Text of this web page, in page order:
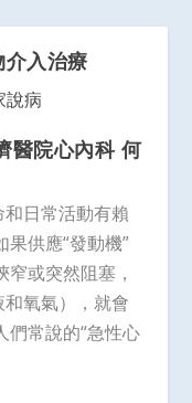
入治療
說病
醫院心內科 何
和日常活動有賴
供應“發動機”
或突然阻塞，
和氧氣），就會
們常說的“急性心